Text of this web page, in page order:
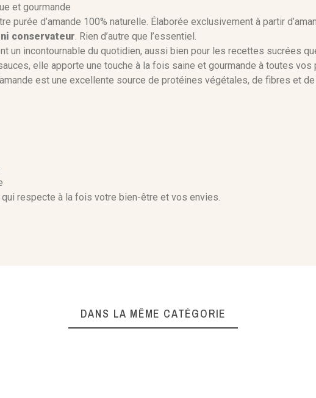
et gourmande
purée d’amande 100% naturelle. Élaborée exclusivement à partir
conservateur. Rien d’autre que l’essentiel.
un incontournable du quotidien, aussi bien pour les recettes sucrées
elle apporte une touche à la fois saine et gourmande à toutes vos
est une excellente source de protéines végétales, de fibres et
respecte à la fois votre bien-être et vos envies.
DANS LA MÊME CATÉGORIE